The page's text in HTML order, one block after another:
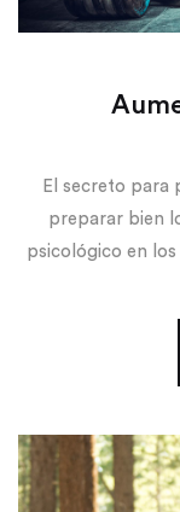
El secreto para
preparar bien
psicológico en